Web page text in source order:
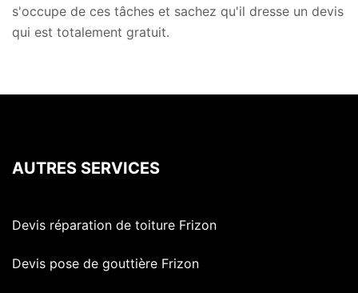
s'occupe de ces tâches et sachez qu'il dresse un devis
qui est totalement gratuit.
AUTRES SERVICES
Devis réparation de toiture Frizon
Devis pose de gouttière Frizon